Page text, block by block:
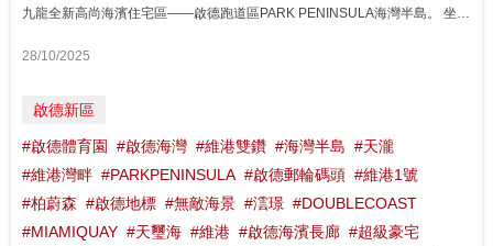
28/10/2025
啟德新區
#啟德體育園 #啟德海灣 #維港雙鑽 #海灣半島 #天瀧
#維港灣畔 #PARKPENINSULA #啟德郵輪碼頭 #維港1號
#柏蔚森 #啟德地標 #無敵海景 #澐璟 #DOUBLECOAST
#MIAMIQUAY #天璽海 #維港 #啟德海濱長廊 #超級豪宅